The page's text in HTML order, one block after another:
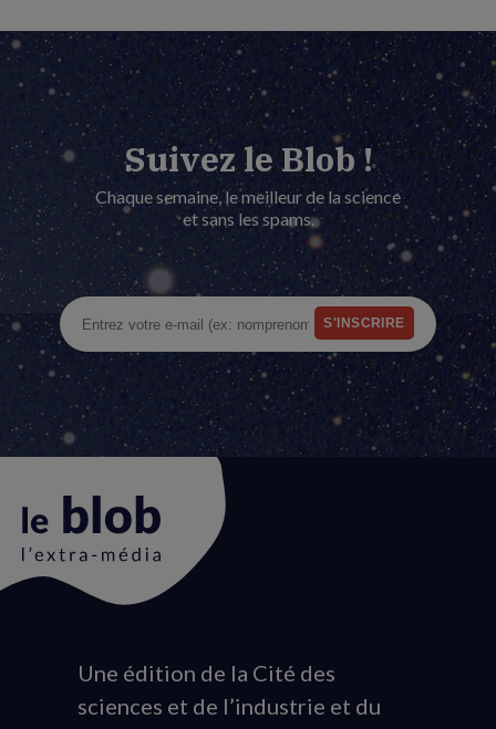
Suivez le Blob !
Chaque semaine, le meilleur de la science
et sans les spams.
Animation
du
Une édition de la Cité des
sciences et de l’industrie et du